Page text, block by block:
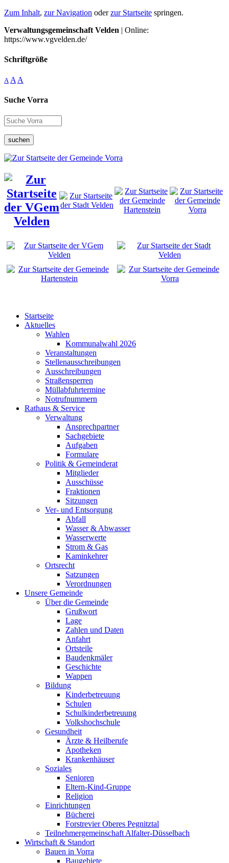
Zum Inhalt, zur Navigation oderzur Startseite springen.
Verwaltungsgemeinschaft Velden | Online:
https://www.vgvelden.de/
Schriftgröße
A A A
Suche Vorra
suchen
Startseite
Aktuelles
Wahlen
Kommunalwahl 2026
Veranstaltungen
Stellenausschreibungen
Ausschreibungen
Straßensperren
Müllabfuhrtermine
Notrufnummern
Rathaus & Service
Verwaltung
Ansprechpartner
Sachgebiete
Aufgaben
Formulare
Politik & Gemeinderat
Mitglieder
Ausschüsse
Fraktionen
Sitzungen
Ver- und Entsorgung
Abfall
Wasser & Abwasser
Wasserwerte
Strom & Gas
Kaminkehrer
Ortsrecht
Satzungen
Verordnungen
Unsere Gemeinde
Über die Gemeinde
Grußwort
Lage
Zahlen und Daten
Anfahrt
Ortsteile
Baudenkmäler
Geschichte
Wappen
Bildung
Kinderbetreuung
Schulen
Schulkinderbetreuung
Volkshochschule
Gesundheit
Ärzte & Heilberufe
Apotheken
Krankenhäuser
Soziales
Senioren
Eltern-Kind-Gruppe
Religion
Einrichtungen
Bücherei
Forstrevier Oberes Pegnitztal
Teilnehmergemeinschaft Alfalter-Düsselbach
Wirtschaft & Standort
Bauen in Vorra
Baugebiete